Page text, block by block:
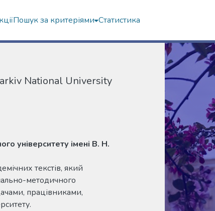
Пошук за критеріями Статистика
National University
університету імені В. Н.
текстів, який
методичного
працівниками,